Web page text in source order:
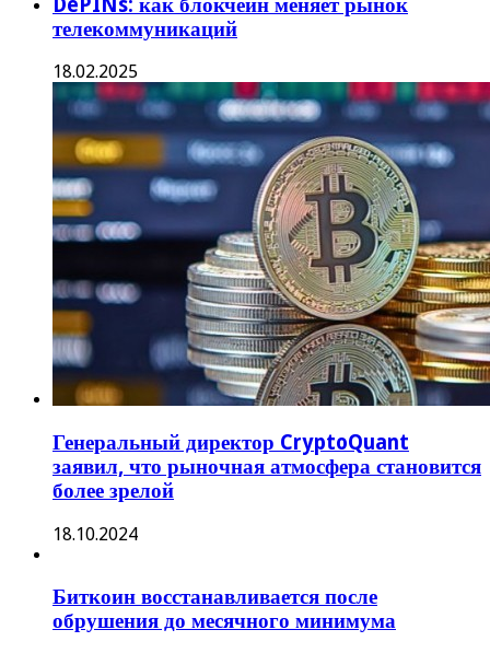
телекоммуникаций
18.02.2025
Генеральный директор CryptoQuant
заявил, что рыночная атмосфера становится
более зрелой
18.10.2024
Биткоин восстанавливается после
обрушения до месячного минимума